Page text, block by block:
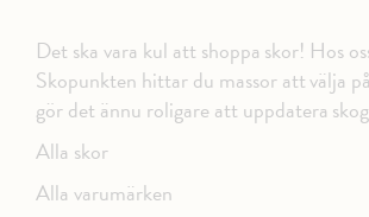
Det ska vara kul att shoppa skor! Hos
Skopunkten hittar du massor att välja
gör det ännu roligare att uppdatera
Alla skor
Alla varumärken